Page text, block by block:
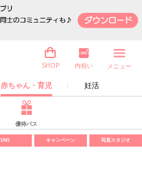
赤ちゃん・育児 妊活
SHOP 内祝い メニュー
優待パス
SNS キャンペーン 写真スタジオ